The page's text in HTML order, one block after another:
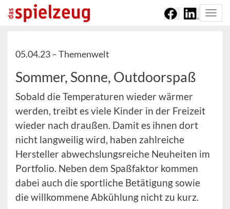
05.04.23 –Themenwelt
Sommer, Sonne, Outdoorspaß
Sobald die Temperaturen wieder wärmer
werden, treibt es viele Kinder in der Freizeit
wieder nach draußen. Damit es ihnen dort
nicht langweilig wird, haben zahlreiche
Hersteller abwechslungsreiche Neuheiten im
Portfolio. Neben dem Spaßfaktor kommen
dabei auch die sportliche Betätigung sowie
die willkommene Abkühlung nicht zu kurz.